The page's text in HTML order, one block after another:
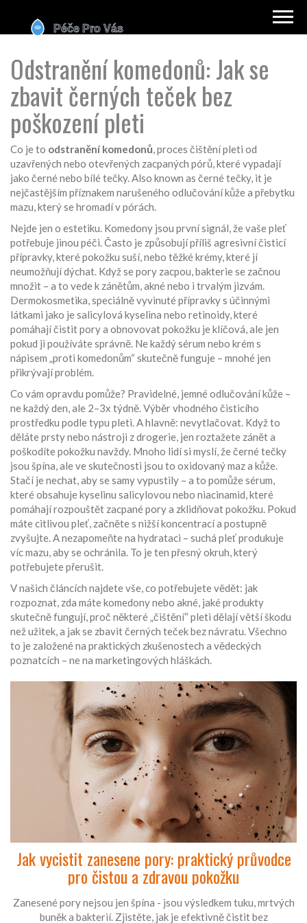
Odstranění komedonů: Jak se
zbavit černých teček bez
poškození pleti
Co je to odstranění komedonů,proces čištění pleti od
uzavřených nebo otevřených zacpaných pórů, které vypadají
jako černé nebo bílé tečky. Also known as černé tečky, it je
nejčastějším příznakem narušeného odlučování kůže a přebytku
mazu, který se hromadí v pórách.
Nejde jen o estetiku. Komedony jsou první signál, že vaše pleť
potřebuje jinou péči. Často je způsobují příliš agresivní čisticí
přípravky, které pokožku suší, nebo těžké krémy, které jí
neumožňují dýchat. Když se pory zacpou, bakterie se začnou
množit – a to vede k zánětům, akné nebo i trvalým jizvám.
Dermokosmetika,speciálně vyvinuté přípravky s účinnými
látkami jako je salicylová kyselina nebo retinoidy, které
pomáhají čistit pory a obnovovat pokožku je klíčová, ale jen
pokud ji používáte správně. Ne každý sérum nebo krém s
nápisem „proti komedonům“ skutečně funguje – mnohé jen
přikrývají problém.
Co vám opravdu pomůže? Pravidelné, jemné odlučování kůže –
ne každý den, ale 2–3x týdně. Výběr vhodného čisticího
prostředku podle typu pleti. A hlavně: nevytlačovat. Když to
děláte prsty nebo nástroji z drogerie, jen roztažete zánět a
poškodíte pokožku navždy. Mnoho lidí si myslí, že černé tečky
jsou špína, ale ve skutečnosti jsou to oxidovaný maz a kůže.
Stačí je nechat, aby se samy vypustily – a to pomůžesérum,
které obsahuje kyselinu salicylovou nebo niacinamid, které
pomáhají rozpouštět zacpané pory a zklidňovat pokožku. Pokud
máte citlivou pleť, začněte s nižší koncentrací a postupně
zvyšujte. A nezapomeňte na hydrataci – suchá pleť produkuje
víc mazu, aby se ochránila. To je ten přesný okruh, který
potřebujete přerušit.
V našich článcích najdete vše, co potřebujete vědět: jak
rozpoznat, zda máte komedony nebo akné, jaké produkty
skutečně fungují, proč některé „čištění“ pleti dělají větší škodu
než užitek, a jak se zbavit černých teček bez návratu. Všechno
to je založené na praktických zkušenostech a vědeckých
poznatcích – ne na marketingových hláškách.
Jak vycistit zanesene pory: praktický průvodce
pro čistou a zdravou pokožku
Zanesené pory nejsou jen špína - jsou výsledkem tuku, mrtvých
buněk a bakterií. Zjistěte, jak je efektivně čistit bez